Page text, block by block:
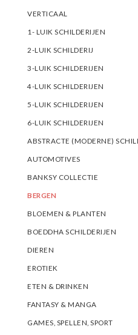
VERTICAAL
1- LUIK SCHILDERIJEN
2-LUIK SCHILDERIJ
3-LUIK SCHILDERIJEN
4-LUIK SCHILDERIJEN
5-LUIK SCHILDERIJEN
6-LUIK SCHILDERIJEN
ABSTRACTE (MODERNE)
AUTOMOTIVES
BANKSY COLLECTIE
BERGEN
BLOEMEN & PLANTEN
BOEDDHA SCHILDERIJEN
DIEREN
EROTIEK
ETEN & DRINKEN
FANTASY & MANGA
GAMES, SPELLEN, SPORT